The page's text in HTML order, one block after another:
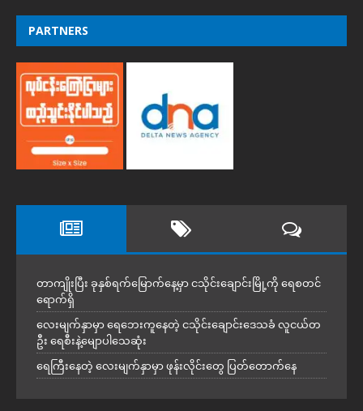
PARTNERS
တာကျိုးပြီး ခုနှစ်ရက်မြောက်နေ့မှာ ငသိုင်းချောင်းမြို့ကို ရေစတင်
ရောက်ရှိ
လေးမျက်နှာမှာ ရေဘေးကူနေတဲ့ ငသိုင်းချောင်းဒေသခံ လူငယ်တ
ဦး ရေစီးနဲ့မျောပါသေဆုံး
ရေကြီးနေတဲ့ လေးမျက်နှာမှာ ဖုန်းလိုင်းတွေ ပြတ်တောက်နေ